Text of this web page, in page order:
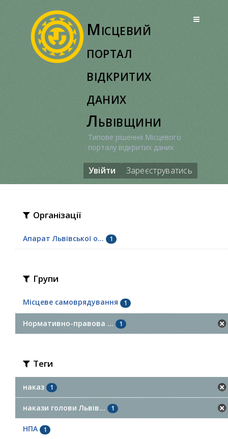
Місцевий
портал
відкритих
даних
Львівщини
Типове рішення Місцевого
порталу відкритих даних
Увійти Зареєструватись
Організації
Апарат Львівської о... 1
Групи
Місцеве самоврядування 1
Нормативно-правова ... 1
Теги
наказ 1
накази голови Львів... 1
НПА 1